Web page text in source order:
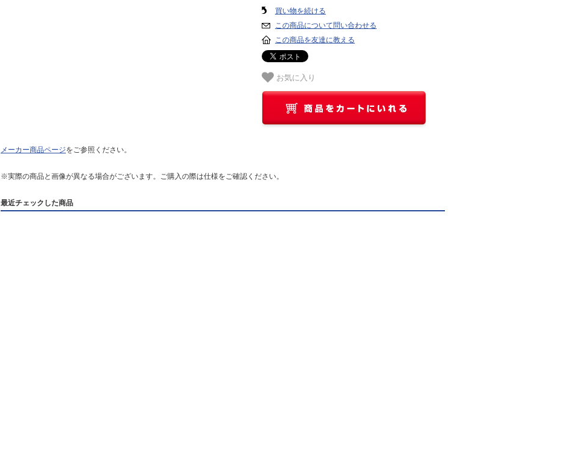
買い物を続ける
この商品について問い合わせる
この商品を友達に教える
お気に入り
メーカー商品ページをご参照ください。
※実際の商品と画像が異なる場合がございます。ご購入の際は仕様をご確認ください。
最近チェックした商品